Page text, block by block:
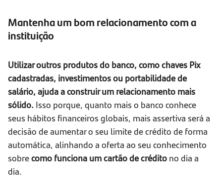
Mantenha um bom relacionamento com a
instituição
Utilizar outros produtos do banco, como chaves Pix
cadastradas, investimentos ou portabilidade de
salário, ajuda a construir um relacionamento mais
sólido. Isso porque, quanto mais o banco conhece
seus hábitos financeiros globais, mais assertiva será a
decisão de aumentar o seu limite de crédito de forma
automática, alinhando a oferta ao seu conhecimento
sobrecomo funciona um cartão de crédito no dia a
dia.